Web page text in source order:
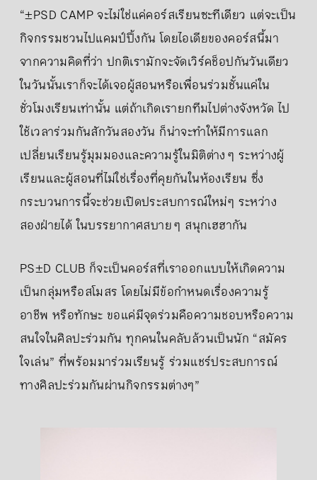
“±PSD CAMP จะไม่ใช่แค่คอร์สเรียนซะทีเดียว แต่จะเป็น
กิจกรรมชวนไปแคมป์ปิ้งกัน โดยไอเดียของคอร์สนี้มา
จากความคิดที่ว่า ปกติเรามักจะจัดเวิร์คช็อปกันวันเดียว
ในวันนั้นเราก็จะได้เจอผู้สอนหรือเพื่อนร่วมชั้นแค่ใน
ชั่วโมงเรียนเท่านั้น แต่ถ้าเกิดเรายกทีมไปต่างจังหวัด ไป
ใช้เวลาร่วมกันสักวันสองวัน ก็น่าจะทำให้มีการแลก
เปลี่ยนเรียนรู้มุมมองและความรู้ในมิติต่าง ๆ ระหว่างผู้
เรียนและผู้สอนที่ไม่ใช่เรื่องที่คุยกันในห้องเรียน ซึ่ง
กระบวนการนี้จะช่วยเปิดประสบการณ์ใหม่ๆ ระหว่าง
สองฝ่ายได้ ในบรรยากาศสบาย ๆ สนุกเฮฮากัน
PS±D CLUB ก็จะเป็นคอร์สที่เราออกแบบให้เกิดความ
เป็นกลุ่มหรือสโมสร โดยไม่มีข้อกำหนดเรื่องความรู้
อาชีพ หรือทักษะ ขอแค่มีจุดร่วมคือความชอบหรือความ
สนใจในศิลปะร่วมกัน ทุกคนในคลับล้วนเป็นนัก “สมัคร
ใจเล่น” ที่พร้อมมาร่วมเรียนรู้ ร่วมแชร์ประสบการณ์
ทางศิลปะร่วมกันผ่านกิจกรรมต่างๆ”